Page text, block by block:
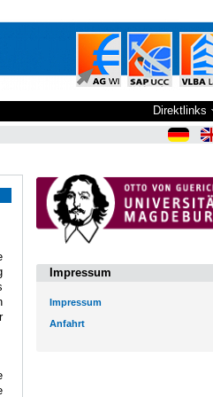
Direktlinks
Impressum
Impressum
Anfahrt